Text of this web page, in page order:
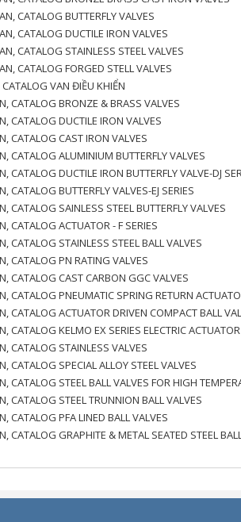
CATALOG BUTTERFLY VALVES
CATALOG DUCTILE IRON VALVES
CATALOG STAINLESS STEEL VALVES
CATALOG FORGED STELL VALVES
VAN ĐIỀU KHIỂN
CATALOG BRONZE & BRASS VALVES
CATALOG DUCTILE IRON VALVES
CATALOG CAST IRON VALVES
CATALOG ALUMINIUM BUTTERFLY VALVES
CATALOG DUCTILE IRON BUTTERFLY VALVE-DJ
CATALOG BUTTERFLY VALVES-EJ SERIES
CATALOG SAINLESS STEEL BUTTERFLY VALVES
CATALOG ACTUATOR - F SERIES
CATALOG STAINLESS STEEL BALL VALVES
CATALOG PN RATING VALVES
CATALOG CAST CARBON GGC VALVES
CATALOG PNEUMATIC SPRING RETURN
CATALOG ACTUATOR DRIVEN COMPACT BALL
CATALOG KELMO EX SERIES ELECTRIC
CATALOG STAINLESS VALVES
CATALOG SPECIAL ALLOY STEEL VALVES
CATALOG STEEL BALL VALVES FOR HIGH
CATALOG STEEL TRUNNION BALL VALVES
CATALOG PFA LINED BALL VALVES
CATALOG GRAPHITE & METAL SEATED STEEL